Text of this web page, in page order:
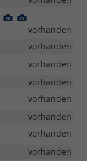
Detail
FotoFoto
vorhanden
vorhanden
vorhanden
vorhanden
vorhanden
vorhanden
vorhanden
vorhanden